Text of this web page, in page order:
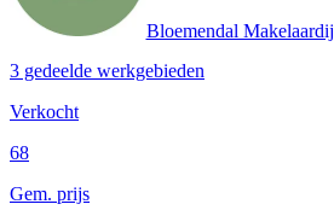
Bloemendal Makelaardij
3 gedeelde werkgebieden
Verkocht
68
Gem. prijs